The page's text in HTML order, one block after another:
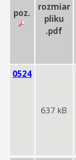
poz.
rozmiar
pliku
.pdf
0524
637 kB